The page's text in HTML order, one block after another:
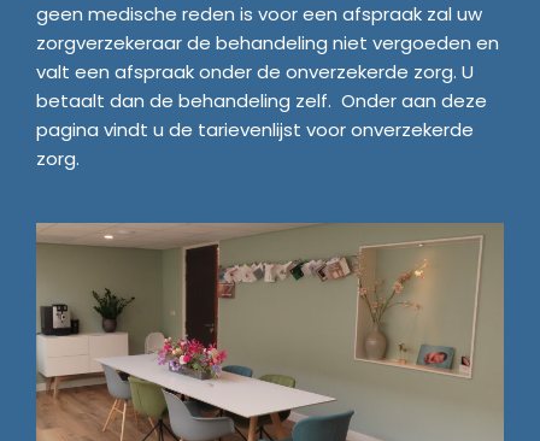
geen medische reden is voor een afspraak zal uw
zorgverzekeraar de behandeling niet vergoeden en
valt een afspraak onder de onverzekerde zorg. U
betaalt dan de behandeling zelf.  Onder aan deze
pagina vindt u de tarievenlijst voor onverzekerde
zorg.